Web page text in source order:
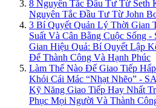
8 Nguyên Tắc Đầu Tư Từ Seth
Nguyên Tắc Đầu Tư Từ John
3 Bí Quyết Quản Lý Thời Gian
Suất Và Cân Bằng Cuộc Sống -
Gian Hiệu Quả: Bí Quyết Lập
Để Thành Công Và Hạnh Phúc
Làm Thế Nào Để Giao Tiếp
Khỏi Cái Mác “Nhạt Nhẽo” -
Kỹ Năng Giao Tiếp Hay Nhất
Phục Mọi Người Và Thành